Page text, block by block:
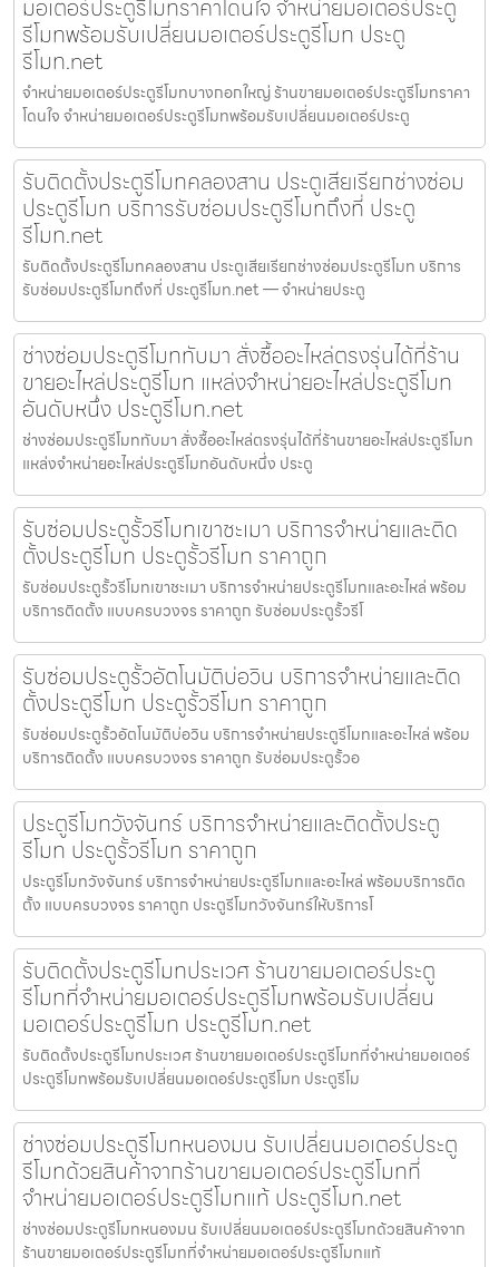
มอเตอร์ประตูรีโมทราคาโดนใจ จำหน่ายมอเตอร์ประตู
รีโมทพร้อมรับเปลี่ยนมอเตอร์ประตูรีโมท ประตู
รีโมท.net
จำหน่ายมอเตอร์ประตูรีโมทบางกอกใหญ่ ร้านขายมอเตอร์ประตูรีโมทราคา
โดนใจ จำหน่ายมอเตอร์ประตูรีโมทพร้อมรับเปลี่ยนมอเตอร์ประตู
รับติดตั้งประตูรีโมทคลองสาน ประตูเสียเรียกช่างซ่อม
ประตูรีโมท บริการรับซ่อมประตูรีโมทถึงที่ ประตู
รีโมท.net
รับติดตั้งประตูรีโมทคลองสาน ประตูเสียเรียกช่างซ่อมประตูรีโมท บริการ
รับซ่อมประตูรีโมทถึงที่ ประตูรีโมท.net — จำหน่ายประตู
ช่างซ่อมประตูรีโมททับมา สั่งซื้ออะไหล่ตรงรุ่นได้ที่ร้าน
ขายอะไหล่ประตูรีโมท แหล่งจำหน่ายอะไหล่ประตูรีโมท
อันดับหนึ่ง ประตูรีโมท.net
ช่างซ่อมประตูรีโมททับมา สั่งซื้ออะไหล่ตรงรุ่นได้ที่ร้านขายอะไหล่ประตูรีโมท
แหล่งจำหน่ายอะไหล่ประตูรีโมทอันดับหนึ่ง ประตู
รับซ่อมประตูรั้วรีโมทเขาชะเมา บริการจำหน่ายและติด
ตั้งประตูรีโมท ประตูรั้วรีโมท ราคาถูก
รับซ่อมประตูรั้วรีโมทเขาชะเมา บริการจำหน่ายประตูรีโมทและอะไหล่ พร้อม
บริการติดตั้ง แบบครบวงจร ราคาถูก รับซ่อมประตูรั้วรีโ
รับซ่อมประตูรั้วอัตโนมัติบ่อวิน บริการจำหน่ายและติด
ตั้งประตูรีโมท ประตูรั้วรีโมท ราคาถูก
รับซ่อมประตูรั้วอัตโนมัติบ่อวิน บริการจำหน่ายประตูรีโมทและอะไหล่ พร้อม
บริการติดตั้ง แบบครบวงจร ราคาถูก รับซ่อมประตูรั้วอ
ประตูรีโมทวังจันทร์ บริการจำหน่ายและติดตั้งประตู
รีโมท ประตูรั้วรีโมท ราคาถูก
ประตูรีโมทวังจันทร์ บริการจำหน่ายประตูรีโมทและอะไหล่ พร้อมบริการติด
ตั้ง แบบครบวงจร ราคาถูก ประตูรีโมทวังจันทร์ให้บริการโ
รับติดตั้งประตูรีโมทประเวศ ร้านขายมอเตอร์ประตู
รีโมทที่จำหน่ายมอเตอร์ประตูรีโมทพร้อมรับเปลี่ยน
มอเตอร์ประตูรีโมท ประตูรีโมท.net
รับติดตั้งประตูรีโมทประเวศ ร้านขายมอเตอร์ประตูรีโมทที่จำหน่ายมอเตอร์
ประตูรีโมทพร้อมรับเปลี่ยนมอเตอร์ประตูรีโมท ประตูรีโม
ช่างซ่อมประตูรีโมทหนองมน รับเปลี่ยนมอเตอร์ประตู
รีโมทด้วยสินค้าจากร้านขายมอเตอร์ประตูรีโมทที่
จำหน่ายมอเตอร์ประตูรีโมทแท้ ประตูรีโมท.net
ช่างซ่อมประตูรีโมทหนองมน รับเปลี่ยนมอเตอร์ประตูรีโมทด้วยสินค้าจาก
ร้านขายมอเตอร์ประตูรีโมทที่จำหน่ายมอเตอร์ประตูรีโมทแท้